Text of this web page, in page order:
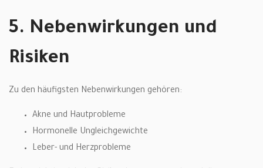
5. Nebenwirkungen und
Risiken
Zu den häufigsten Nebenwirkungen gehören:
Akne und Hautprobleme
Hormonelle Ungleichgewichte
Leber- und Herzprobleme